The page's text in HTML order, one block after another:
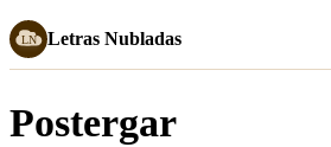
Letras Nubladas
Postergar